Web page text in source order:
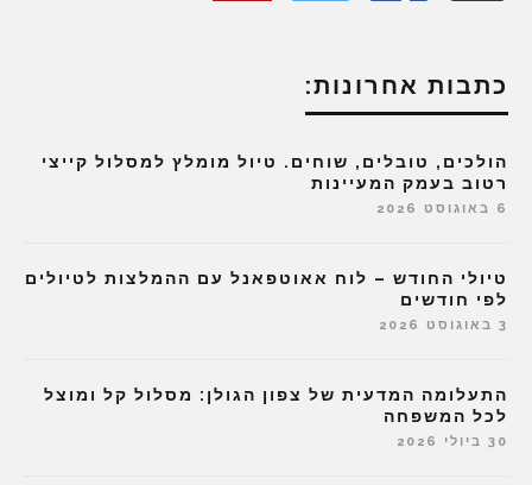
כתבות אחרונות:
הולכים, טובלים, שוחים. טיול מומלץ למסלול קייצי
רטוב בעמק המעיינות
6 באוגוסט 2026
טיולי החודש – לוח אאוטפאנל עם ההמלצות לטיולים
לפי חודשים
3 באוגוסט 2026
התעלומה המדעית של צפון הגולן: מסלול קל ומוצל
לכל המשפחה
30 ביולי 2026